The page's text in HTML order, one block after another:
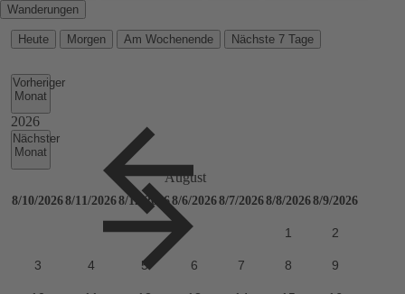
Wanderungen
Heute Morgen Am Wochenende Nächste 7 Tage
Vorheriger
Monat
Nächster
Monat